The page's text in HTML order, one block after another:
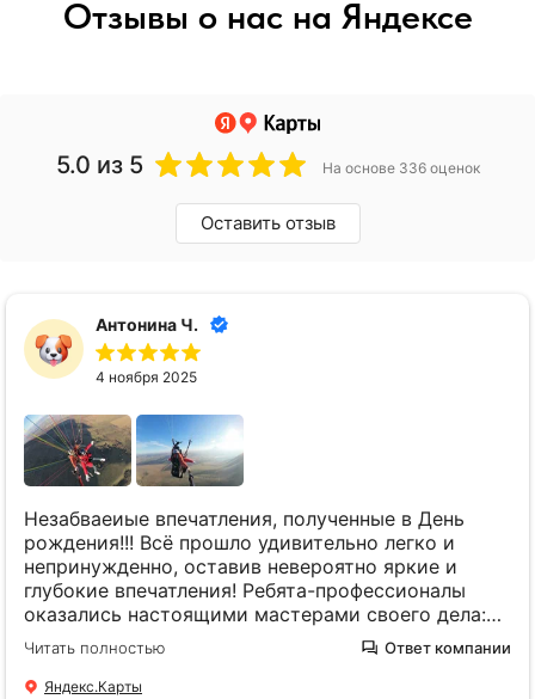
Отзывы о нас на Яндексе
5.0 из 5 На основе 336 оценок
Оставить отзыв
Антонина Ч.
4 ноября 2025
Незабваеиые впечатления, полученные в День
рождения!!! Всё прошло удивительно легко и
непринужденно, оставив невероятно яркие и
глубокие впечатления! Ребята-профессионалы
оказались настоящими мастерами своего дела:
начиная от подготовки оборудования и
заканчивая инструктажем перед взлетом, всё
было организовано идеально. Ощущение свободы
Читать полностью Ответ компании
Яндекс.Карты